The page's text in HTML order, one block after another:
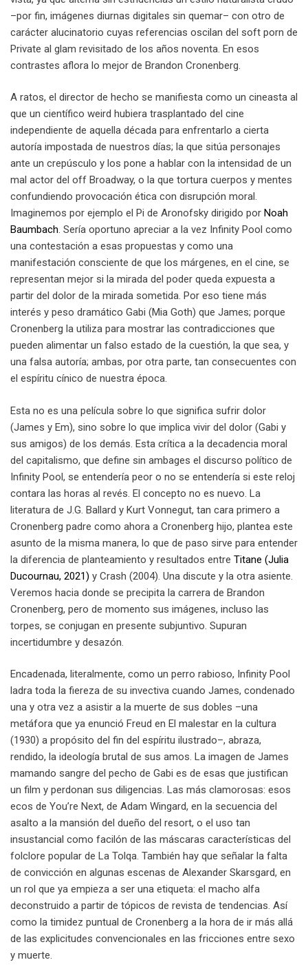
–por fin, imágenes diurnas digitales sin quemar– con otro de
carácter alucinatorio cuyas referencias oscilan del soft porn de
Private al glam revisitado de los años noventa. En esos
contrastes aflora lo mejor de Brandon Cronenberg.
A ratos, el director de hecho se manifiesta como un cineasta al
que un científico weird hubiera trasplantado del cine
independiente de aquella década para enfrentarlo a cierta
autoría impostada de nuestros días; la que sitúa personajes
ante un crepúsculo y los pone a hablar con la intensidad de un
mal actor del off Broadway, o la que tortura cuerpos y mentes
confundiendo provocación ética con disrupción moral.
Imaginemos por ejemplo el Pi de Aronofsky dirigido por Noah
Baumbach. Sería oportuno apreciar a la vez Infinity Pool como
una contestación a esas propuestas y como una
manifestación consciente de que los márgenes, en el cine, se
representan mejor si la mirada del poder queda expuesta a
partir del dolor de la mirada sometida. Por eso tiene más
interés y peso dramático Gabi (Mia Goth) que James; porque
Cronenberg la utiliza para mostrar las contradicciones que
pueden alimentar un falso estado de la cuestión, la que sea, y
una falsa autoría; ambas, por otra parte, tan consecuentes con
el espíritu cínico de nuestra época.
Esta no es una película sobre lo que significa sufrir dolor
(James y Em), sino sobre lo que implica vivir del dolor (Gabi y
sus amigos) de los demás. Esta crítica a la decadencia moral
del capitalismo, que define sin ambages el discurso político de
Infinity Pool, se entendería peor o no se entendería si este reloj
contara las horas al revés. El concepto no es nuevo. La
literatura de J.G. Ballard y Kurt Vonnegut, tan cara primero a
Cronenberg padre como ahora a Cronenberg hijo, plantea este
asunto de la misma manera, lo que de paso sirve para entender
la diferencia de planteamiento y resultados entre Titane (Julia
Ducournau, 2021) y Crash (2004). Una discute y la otra asiente.
Veremos hacia donde se precipita la carrera de Brandon
Cronenberg, pero de momento sus imágenes, incluso las
torpes, se conjugan en presente subjuntivo. Supuran
incertidumbre y desazón.
Encadenada, literalmente, como un perro rabioso, Infinity Pool
ladra toda la fiereza de su invectiva cuando James, condenado
una y otra vez a asistir a la muerte de sus dobles –una
metáfora que ya enunció Freud en El malestar en la cultura
(1930) a propósito del fin del espíritu ilustrado–, abraza,
rendido, la ideología brutal de sus amos. La imagen de James
mamando sangre del pecho de Gabi es de esas que justifican
un film y perdonan sus diligencias. Las más clamorosas: esos
ecos de You’re Next, de Adam Wingard, en la secuencia del
asalto a la mansión del dueño del resort, o el uso tan
insustancial como facilón de las máscaras características del
folclore popular de La Tolqa. También hay que señalar la falta
de convicción en algunas escenas de Alexander Skarsgard, en
un rol que ya empieza a ser una etiqueta: el macho alfa
deconstruido a partir de tópicos de revista de tendencias. Así
como la timidez puntual de Cronenberg a la hora de ir más allá
de las explicitudes convencionales en las fricciones entre sexo
y muerte.